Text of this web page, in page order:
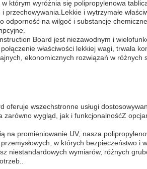
którym wyróżnia się polipropylenowa
i wytrzymałe
odporność na wilgoć i substancje
Board jest niezawodnym i
właściwości lekkiej wagi,
ekonomicznych rozwiązań w różnych
oferuje wszechstronne usługi
zarówno wygląd, jak i funkcjonalnośćZ
na promieniowanie UV, nasza
w których bezpieczeństwo i
niestandardowych wymiarów, różnych